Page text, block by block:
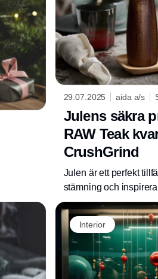
29.07.2025 aida a/s
Julens säkra
RAW Teak
CrushGrind
Julen är ett perfekt
stämning och
Kunderna letar efter
visuella uttrycket i
roll. När funktionella
med naturliga
uppstår möjligheten
både väcker
Interior